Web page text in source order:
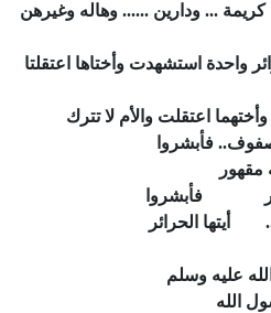
... ودارين ...... وهاله وغيرهن
واحدة استشهدت وأختاها اعتقلتا
اعتقلت والأم لا تترك
فأبشروا
مقهور
فأبشروا
أيتها الحرائر
عليه وسلم
الله